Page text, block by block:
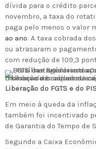
dívida para o crédito
novembro, a taxa do
paga pelo menos o valor
ao ano. A taxa cobrada
ou atrasaram o
com redução de 109,3
Liberação de saques de contas inativas do FGTS levou milhões de brasileiros a agências da Caixa, que abriram inclusive aos sábados
Liberação do FGTS e do
Em meio à queda da
também foi incentivado
de Garantia do Tempo de
Segundo a Caixa